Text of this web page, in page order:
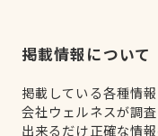
掲載情報について
掲載している各種情
会社ウェルネスが調
出来るだけ正確な情